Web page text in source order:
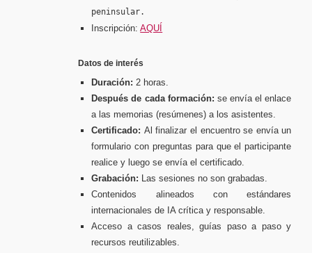
peninsular.
Inscripción:AQUÍ
Datos de interés
Duración: 2 horas.
Después de cada formación: se envía el enlace
a las memorias (resúmenes) a los asistentes.
Certificado: Al finalizar el encuentro se envía un
formulario con preguntas para que el participante
realice y luego se envía el certificado.
Grabación: Las sesiones no son grabadas.
Contenidos alineados con estándares
internacionales de IA crítica y responsable.
Acceso a casos reales, guías paso a paso y
recursos reutilizables.